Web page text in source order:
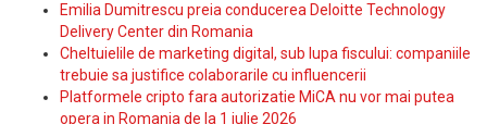
Emilia Dumitrescu preia conducerea Deloitte Technology
Delivery Center din Romania
Cheltuielile de marketing digital, sub lupa fiscului: companiile
trebuie sa justifice colaborarile cu influencerii
Platformele cripto fara autorizatie MiCA nu vor mai putea
opera in Romania de la 1 iulie 2026